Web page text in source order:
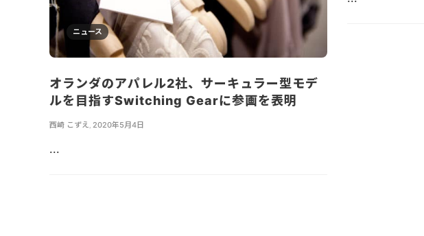
ニュース
オランダのアパレル2社、サーキュラー型モデ
ルを目指すSwitching Gearに参画を表明
西崎 こずえ 2020年5月4日
...